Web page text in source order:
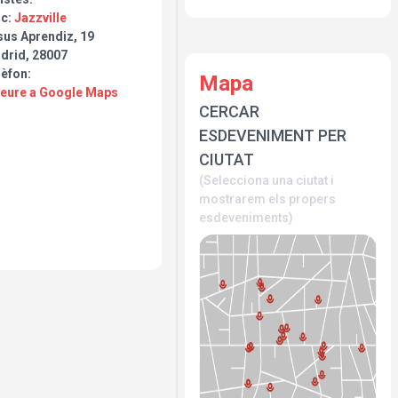
Jazzville
Aprendiz, 19
28007
a Google Maps
Mapa
CERCAR
ESDEVENIMENT PER
CIUTAT
(Selecciona una ciutat i
mostrarem els propers
esdeveniments)